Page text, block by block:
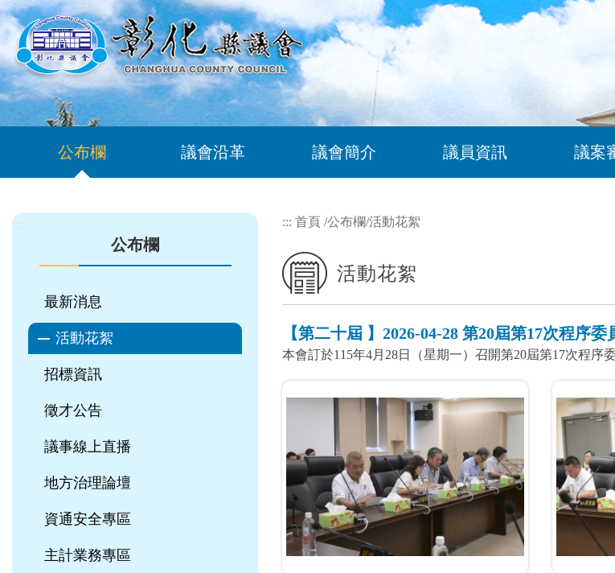
跳到主要內容區塊
公布欄 議會沿革 議會簡介 議員資訊 議案
:::
公布欄
最新消息
活動花絮
招標資訊
徵才公告
議事線上直播
地方治理論壇
資通安全專區
主計業務專區
::: 首頁 /公布欄/活動花絮
活動花絮
【第二十屆 】2026-04-28 第20屆第17次程序委
本會訂於115年4月28日（星期一）召開第20屆第17次程序